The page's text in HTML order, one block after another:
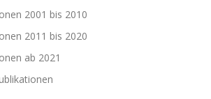
2001 bis 2010
2011 bis 2020
ab 2021